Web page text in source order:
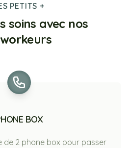
PETITS +
soins avec nos
BOX
de 2 phone box pour passer